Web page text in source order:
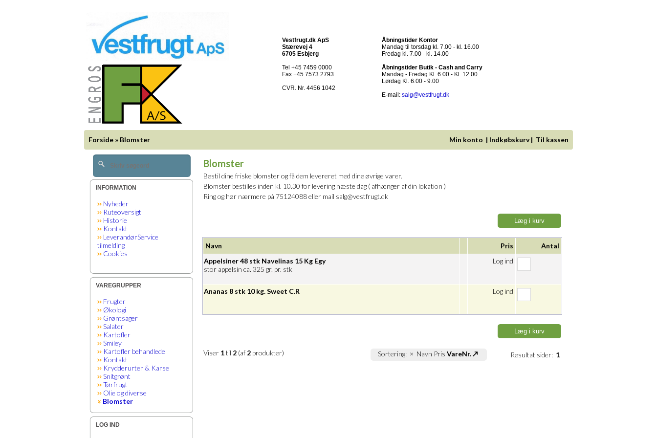
Vestfrugt.dk ApS
Stærevej 4
6705 Esbjerg
Tel +45 7459 0000
Fax +45 7573 2793
CVR. Nr. 4456 1042
Åbningstider Kontor
Mandag til torsdag kl. 7.00 - kl. 16.00
Fredag kl. 7.00 - kl. 14.00
Åbningstider Butik - Cash and Carry
Mandag - Fredag Kl. 6.00 - Kl. 12.00
Lørdag Kl. 6.00 - 9.00
E-mail: salg@vestfrugt.dk
Forside » Blomster Min konto | Indkøbskurv| Til kassen
INFORMATION
Nyheder
Ruteoversigt
Historie
Kontakt
LeverandørService
tilmelding
Cookies
VAREGRUPPER
Frugter
Økologi
Grøntsager
Salater
Kartofler
Smiley
Kartofler behandlede
Kontakt
Krydderurter & Karse
Snitgrønt
Tørfrugt
Olie og diverse
Blomster
LOG IND
Blomster
Bestil dine friske blomster og få dem levereret med dine øvrige varer.
Blomster bestilles inden kl. 10.30 for levering næste dag ( afhænger af din lokation )
Ring og hør nærmere på 75124088 eller mail salg@vestfrugt.dk
Læg i kurv
Navn Pris
Antal
Appelsiner 48 stk Navelinas 15 Kg Egy
stor appelsin ca. 325 gr. pr. stk
Log ind
Ananas 8 stk 10 kg. Sweet C.R Log ind
Læg i kurv
Viser 1til 2 (af 2 produkter) Sortering: × Navn Pris VareNr. ↗ Resultat sider: 1